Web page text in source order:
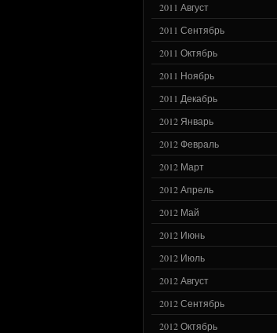
2011 Август
2011 Сентябрь
2011 Октябрь
2011 Ноябрь
2011 Декабрь
2012 Январь
2012 Февраль
2012 Март
2012 Апрель
2012 Май
2012 Июнь
2012 Июль
2012 Август
2012 Сентябрь
2012 Октябрь